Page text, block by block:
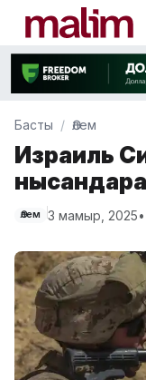
Басты Әлем
Израиль
Әлем 3 мамыр, 2025•